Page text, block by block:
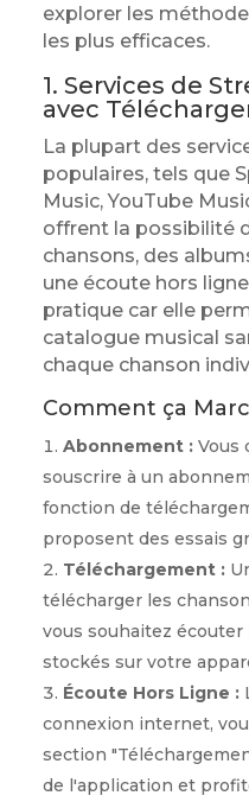
explorer les
les plus efficaces.
1. Services de
avec
La plupart des
populaires, tels que
Music, YouTube
offrent la possibilité
chansons, des
une écoute hors
pratique car elle
catalogue musical
chaque chanson
Comment ça
Abonnement :Vous
souscrire à un
fonction de
proposent des essais
Téléchargement :
télécharger les
vous souhaitez
stockés sur votre
Écoute Hors Ligne :
connexion internet,
section
de l'application et